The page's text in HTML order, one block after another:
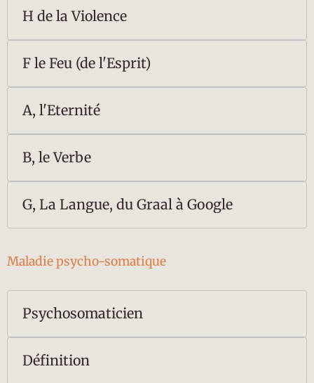
H de la Violence
F le Feu (de l'Esprit)
A, l'Eternité
B, le Verbe
G, La Langue, du Graal à Google
Maladie psycho-somatique
Psychosomaticien
Définition